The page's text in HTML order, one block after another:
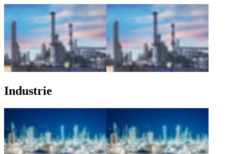
Industrie